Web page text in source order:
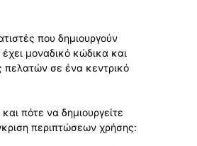
που δημιουργούν
μοναδικό κώδικα και
πελατών σε ένα κεντρικό
πότε να δημιουργείτε
περιπτώσεων χρήσης: